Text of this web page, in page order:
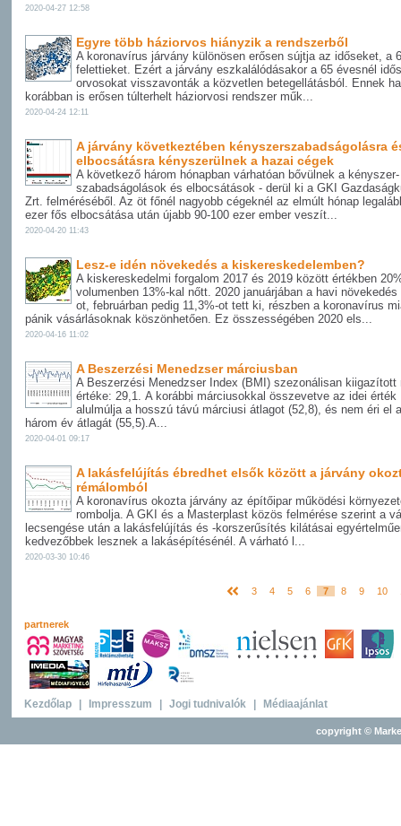
2020-04-27 12:58
Egyre több háziorvos hiányzik a rendszerből
A koronavírus járvány különösen erősen sújtja az időseket, a
felettieket. Ezért a járvány eszkalálódásakor a 65 évesnél
orvosokat visszavonták a közvetlen betegellátásból. Ennek
korábban is erősen túlterhelt háziorvosi rendszer műk...
2020-04-24 12:11
A járvány következtében kényszerszabadságolásra
elbocsátásra kényszerülnek a hazai cégek
A következő három hónapban várhatóan bővülnek a kényszer-
szabadságolások és elbocsátások - derül ki a GKI
Zrt. felméréséből. Az öt főnél nagyobb cégeknél az elmúlt hónap
ezer fős elbocsátása után újabb 90-100 ezer ember veszít...
2020-04-20 11:43
Lesz-e idén növekedés a kiskereskedelemben?
A kiskereskedelmi forgalom 2017 és 2019 között értékben
volumenben 13%-kal nőtt. 2020 januárjában a havi növekedés
ot, februárban pedig 11,3%-ot tett ki, részben a koronavírus
pánik vásárlásoknak köszönhetően. Ez összességében 2020 els...
2020-04-16 11:02
A Beszerzési Menedzser márciusban
A Beszerzési Menedzser Index (BMI) szezonálisan kiigazított
értéke: 29,1. A korábbi márciusokkal összevetve az idei érték
alulmúlja a hosszú távú márciusi átlagot (52,8), és nem éri el
három év átlagát (55,5).A...
2020-04-01 09:17
A lakásfelújítás ébredhet elsők között a járvány
rémálomból
A koronavírus okozta járvány az építőipar működési
rombolja. A GKI és a Masterplast közös felmérése szerint a
lecsengése után a lakásfelújítás és -korszerűsítés kilátásai
kedvezőbbek lesznek a lakásépítésénél. A várható l...
2020-03-30 10:46
3 4 5 6 7 8 9 10
partnerek
Kezdőlap Impresszum Jogi tudnivalók Médiaajánlat
copyright ©